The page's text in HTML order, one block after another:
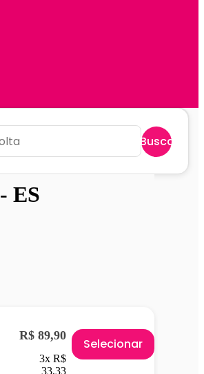
Buscar
ES
R$ 89,90
3x R$
33,33
Selecionar